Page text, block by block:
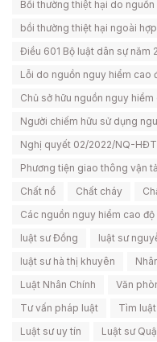
Bồi thường thiệt hại do
bồi thường thiệt hại ngoài
Điều 601 Bộ luật dân sự năm
Lỗi do nguồn nguy hiểm cao
Chủ sở hữu nguồn nguy hiểm
Người chiếm hữu sử dụng
Nghị quyết 02/2022/NQ-
Phương tiện giao thông vận
Chất nổ
Chất cháy
Các nguồn nguy hiểm cao
luật sư Đồng
luật sư
luật sư hà thị khuyên
Luật Nhân Chính
Văn
Tư vấn pháp luật
Tìm
Luật sư uy tín
Luật sư